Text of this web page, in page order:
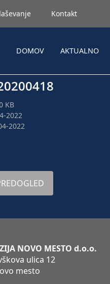
Kontakt
DOMOV AKTUALNO
KB
2022
2022
NOVO MESTO d.o.o.
ulica 12
mesto